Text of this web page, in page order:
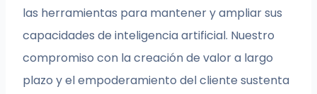
las herramientas para mantener y ampliar sus
capacidades de inteligencia artificial. Nuestro
compromiso con la creación de valor a largo
plazo y el empoderamiento del cliente sustenta